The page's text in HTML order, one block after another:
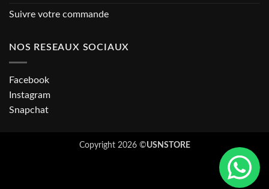
Suivre votre commande
NOS RESEAUX SOCIAUX
Facebook
Instagram
Snapchat
Copyright 2026 ©USNSTORE